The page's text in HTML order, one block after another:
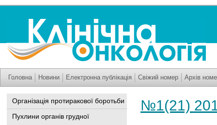
Головна Новини Електронна публікація Свіжий номер Архів
Організація протиракової боротьби
Пухлини органів грудної
№1(21)